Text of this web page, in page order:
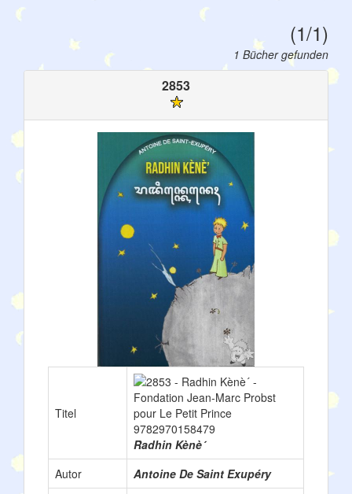
(1/1)
1 Bücher gefunden
2853
Titel
Radhin Kènè´
Autor
Antoine De Saint Exupéry